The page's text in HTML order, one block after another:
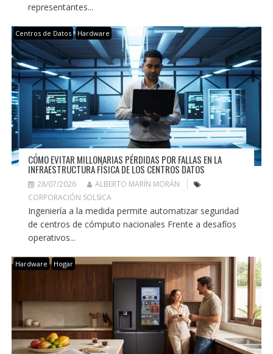
representantes...
Centros de Datos Hardware
CÓMO EVITAR MILLONARIAS PÉRDIDAS POR FALLAS EN LA
INFRAESTRUCTURA FÍSICA DE LOS CENTROS DATOS
28/07/2026
ALBERTO MARÍN MORÁN
CORPORACIÓN SOLSICA
Ingeniería a la medida permite automatizar seguridad
de centros de cómputo nacionales Frente a desafíos
operativos...
Hardware Hogar